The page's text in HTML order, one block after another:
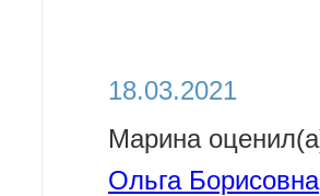
18.03.2021
Марина
Ольга Борисовна